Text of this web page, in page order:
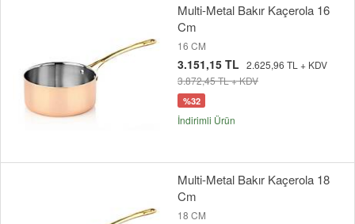
Multi-Metal Bakır Kaçerola 16
Cm
16 CM
3.151,15 TL 2.625,96 TL + KDV
3.872,45 TL + KDV
%32
İndirimli Ürün
Multi-Metal Bakır Kaçerola 18
Cm
18 CM